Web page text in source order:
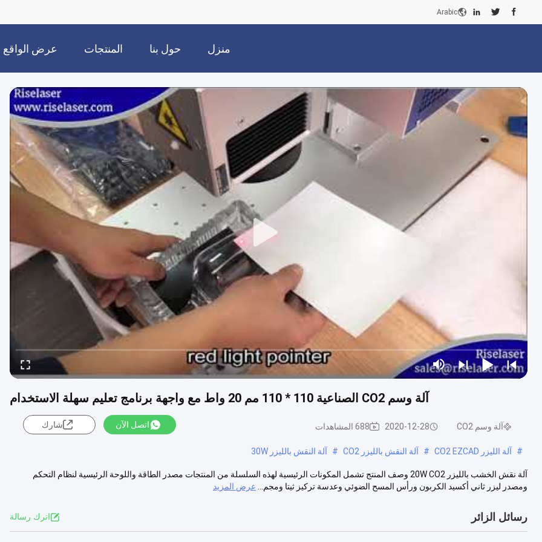
Arabic
منزل حول بنا المنتجات عرض الواقع
الافتراضي
آلة وسم CO2 الصناعية 110 * 110 مم 20 واط مع واجهة برنامج تعليم سهلة الاستخدام
آلة وسم CO2 2020-12-28 688 المشاهدات اتصل الآن شارك
# آلة الليزر CO2 EZCAD # آلة النقش بالليزر CO2 # آلة النقش بالليزر 30W
آلة نقش الخشب بالليزر 20W CO2 وصف المنتج تشمل المكونات الرئيسية لهذه السلسلة من المنتجات مصدر الطاقة واللوحة الرئيسية لنظام التحكم
ومصدر ليزر ثاني أكسيد الكربون ورأس المسح الضوئي وعدسة تركيز ثيتا ومجم...
عرض المزيد
رسائل الزائر اترك رسالة